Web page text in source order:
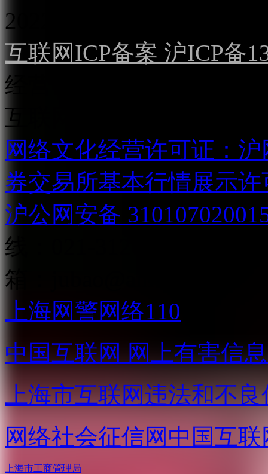
2022）
互联网ICP备案 沪ICP备
经营许可证（沪）字第
互联网直播服务企业备案
网络文化经营许可证：
券交易所基本行情展示许
沪公网安备
线：021-31268888
箱：
上海网警网络110
中国互联网 网上有害信
上海市互联网违法和不
网络社会征信网 中国互
上海市工商管理局